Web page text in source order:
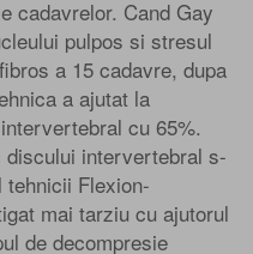
cadavrelor. Cand Gay
pulpos si stresul
a 15 cadavre, dupa
a ajutat la
cu 65%.
intervertebral s-
Flexion-
mai tarziu cu ajutorul
de decompresie